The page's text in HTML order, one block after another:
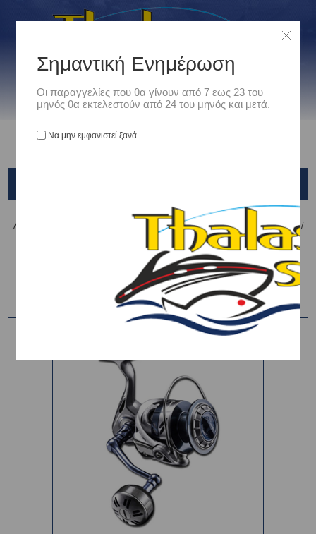
Αρχική ΜΗΧΑΝΙΣΜΟΙ ΨΑΡΕΜΑΤΟΣ / ΜΠΡΟΣΤΑ ΦΡΕΝΑ /
ECOODA
Σημαντική Ενημέρωση
Οι παραγγελίες που θα γίνουν από 7 εως 23 του
μηνός θα εκτελεστούν από 24 του μηνός και μετά.
Να μην εμφανιστεί ξανά